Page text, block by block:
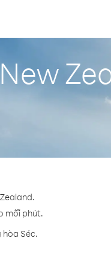
mỗi phút.
Séc.